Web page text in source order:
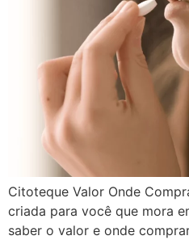
Citoteque Valor Onde
criada para você que mora
saber o valor e onde